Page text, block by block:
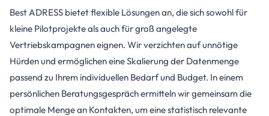
Best ADRESS bietet flexible Lösungen an, die sich sowohl für
kleine Pilotprojekte als auch für groß angelegte
Vertriebskampagnen eignen. Wir verzichten auf unnötige
Hürden und ermöglichen eine Skalierung der Datenmenge
passend zu Ihrem individuellen Bedarf und Budget. In einem
persönlichen Beratungsgespräch ermitteln wir gemeinsam die
optimale Menge an Kontakten, um eine statistisch relevante